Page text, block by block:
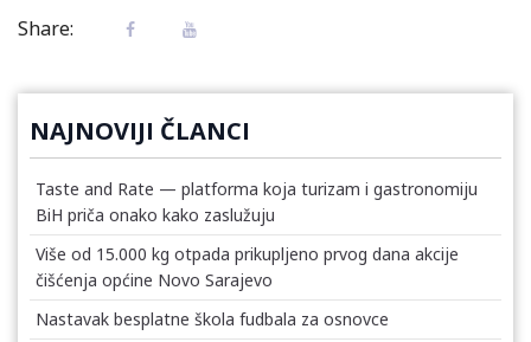
Share:
NAJNOVIJI ČLANCI
Taste and Rate — platforma koja turizam i gastronomiju
BiH priča onako kako zaslužuju
Više od 15.000 kg otpada prikupljeno prvog dana akcije
čišćenja općine Novo Sarajevo
Nastavak besplatne škola fudbala za osnovce